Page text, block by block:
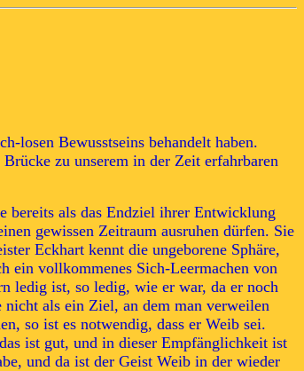
losen Bewusstseins behandelt haben.
zu unserem in der Zeit erfahrbaren
bereits als das Endziel ihrer Entwicklung
gewissen Zeitraum ausruhen dürfen. Sie
Eckhart kennt die ungeborene Sphäre,
ein vollkommenes Sich-Leermachen von
ledig ist, so ledig, wie er war, da er noch
nicht als ein Ziel, an dem man verweilen
so ist es notwendig, dass er Weib sei.
ist gut, und in dieser Empfänglichkeit ist
und da ist der Geist Weib in der wieder